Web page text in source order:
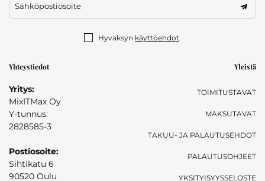
Sähköpostiosoite
Hyväksyn käyttöehdot.
Yhteystiedot
Yritys:
MixITMax Oy
Y-tunnus:
2828585-3
Postiosoite:
Sihtikatu 6
90520 Oulu
Yleistä
TOIMITUSTAVAT
MAKSUTAVAT
TAKUU- JA PALAUTUSEHDOT
PALAUTUSOHJEET
YKSITYISYYSSELOSTE